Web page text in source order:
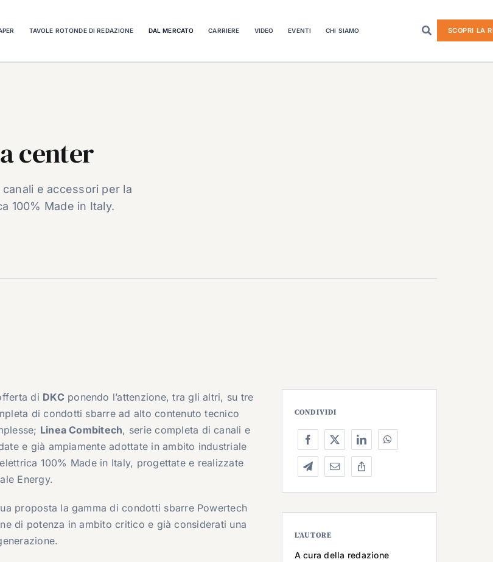
TAVOLE ROTONDE DI REDAZIONE DAL MERCATO CARRIERE VIDEO EVENTI CHI SIAMO SCOPRI LA
center
e accessori per la
100% Made in Italy.
di DKC ponendo l’attenzione, tra gli altri, su tre
di condotti sbarre ad alto contenuto tecnico
Linea Combitech, serie completa di canali e
e già ampiamente adottate in ambito industriale
100% Made in Italy, progettate e realizzate
Energy.
proposta la gamma di condotti sbarre Powertech
di potenza in ambito critico e già considerati una
CONDIVIDI
L’AUTORE
A cura della redazione